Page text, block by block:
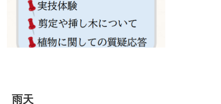
雨天